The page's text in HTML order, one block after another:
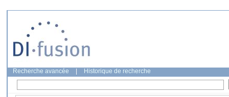
Recherche avancée Historique de recherche